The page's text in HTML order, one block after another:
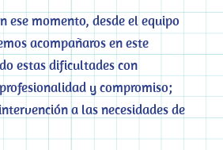
ese momento, desde el equipo
acompañaros en este
estas dificultades con
y compromiso;
a las necesidades de
INFANTIL CERCA